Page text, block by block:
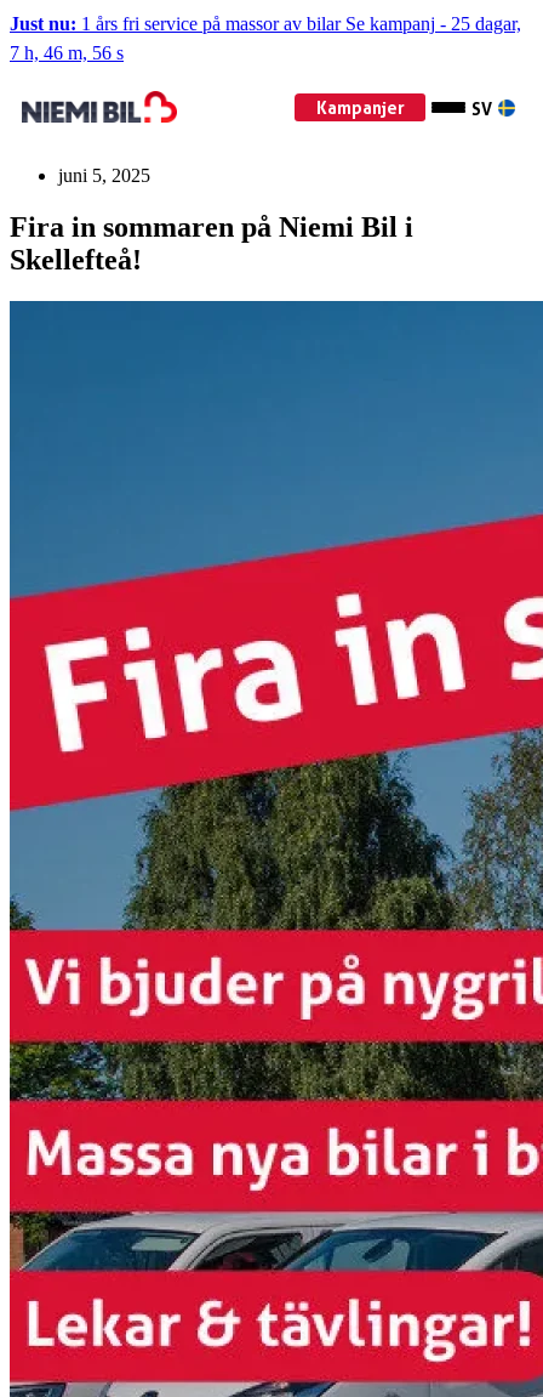
Just nu: 1 års fri service på massor av bilar Se kampanj - 25 dagar,
7 h, 46 m, 54 s
Kampanjer SV
juni 5, 2025
Fira in sommaren på Niemi Bil i
Skellefteå!